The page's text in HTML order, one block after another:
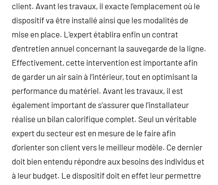
client. Avant les travaux, il exacte l’emplacement où le
dispositif va être installé ainsi que les modalités de
mise en place. L’expert établira enfin un contrat
d’entretien annuel concernant la sauvegarde de la ligne.
Effectivement, cette intervention est importante afin
de garder un air sain à l’intérieur, tout en optimisant la
performance du matériel. Avant les travaux, il est
également important de s’assurer que l’installateur
réalise un bilan calorifique complet. Seul un véritable
expert du secteur est en mesure de le faire afin
d’orienter son client vers le meilleur modèle. Ce dernier
doit bien entendu répondre aux besoins des individus et
à leur budget. Le dispositif doit en effet leur permettre